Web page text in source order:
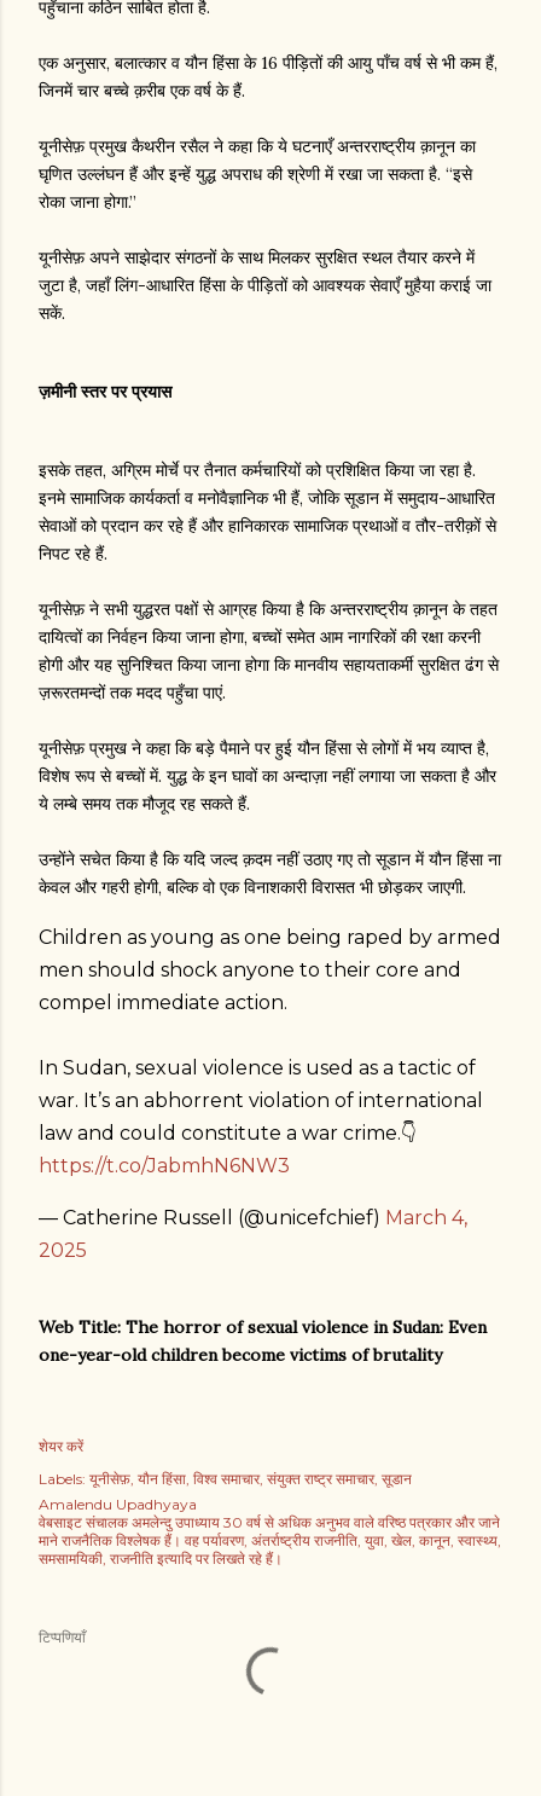
पहुँचाना कठिन साबित होता है.
एक अनुसार, बलात्कार व यौन हिंसा के 16 पीड़ितों की आयु पाँच वर्ष से भी कम हैं,
जिनमें चार बच्चे क़रीब एक वर्ष के हैं.
यूनीसेफ़ प्रमुख कैथरीन रसैल ने कहा कि ये घटनाएँ अन्तरराष्ट्रीय क़ानून का
घृणित उल्लंघन हैं और इन्हें युद्ध अपराध की श्रेणी में रखा जा सकता है. “इसे
रोका जाना होगा.”
यूनीसेफ़ अपने साझेदार संगठनों के साथ मिलकर सुरक्षित स्थल तैयार करने में
जुटा है, जहाँ लिंग-आधारित हिंसा के पीड़ितों को आवश्यक सेवाएँ मुहैया कराई जा
सकें.
ज़मीनी स्तर पर प्रयास
इसके तहत, अग्रिम मोर्चे पर तैनात कर्मचारियों को प्रशिक्षित किया जा रहा है.
इनमे सामाजिक कार्यकर्ता व मनोवैज्ञानिक भी हैं, जोकि सूडान में समुदाय-आधारित
सेवाओं को प्रदान कर रहे हैं और हानिकारक सामाजिक प्रथाओं व तौर-तरीक़ों से
निपट रहे हैं.
यूनीसेफ़ ने सभी युद्धरत पक्षों से आग्रह किया है कि अन्तरराष्ट्रीय क़ानून के तहत
दायित्वों का निर्वहन किया जाना होगा, बच्चों समेत आम नागरिकों की रक्षा करनी
होगी और यह सुनिश्चित किया जाना होगा कि मानवीय सहायताकर्मी सुरक्षित ढंग से
ज़रूरतमन्दों तक मदद पहुँचा पाएं.
यूनीसेफ़ प्रमुख ने कहा कि बड़े पैमाने पर हुई यौन हिंसा से लोगों में भय व्याप्त है,
विशेष रूप से बच्चों में. युद्ध के इन घावों का अन्दाज़ा नहीं लगाया जा सकता है और
ये लम्बे समय तक मौजूद रह सकते हैं.
उन्होंने सचेत किया है कि यदि जल्द क़दम नहीं उठाए गए तो सूडान में यौन हिंसा ना
केवल और गहरी होगी, बल्कि वो एक विनाशकारी विरासत भी छोड़कर जाएगी.
Children as young as one being raped by armed
men should shock anyone to their core and
compel immediate action.
In Sudan, sexual violence is used as a tactic of
war. It’s an abhorrent violation of international
law and could constitute a war crime.👇
https://t.co/JabmhN6NW3
— Catherine Russell (@unicefchief) March 4,
2025
Web Title: The horror of sexual violence in Sudan: Even
one-year-old children become victims of brutality
शेयर करें
Labels: यूनीसेफ़ यौन हिंसा विश्व समाचार संयुक्त राष्ट्र समाचार सूडान
Amalendu Upadhyaya
वेबसाइट संचालक अमलेन्दु उपाध्याय 30 वर्ष से अधिक अनुभव वाले वरिष्ठ पत्रकार और जाने
माने राजनैतिक विश्लेषक हैं। वह पर्यावरण, अंतर्राष्ट्रीय राजनीति, युवा, खेल, कानून, स्वास्थ्य,
समसामयिकी, राजनीति इत्यादि पर लिखते रहे हैं।
टिप्पणियाँ